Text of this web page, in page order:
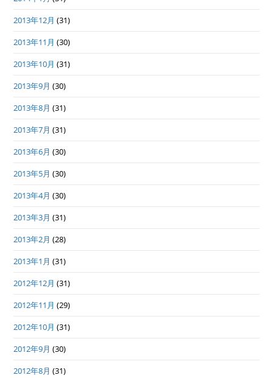
2013年12月 (31)
2013年11月 (30)
2013年10月 (31)
2013年9月 (30)
2013年8月 (31)
2013年7月 (31)
2013年6月 (30)
2013年5月 (30)
2013年4月 (30)
2013年3月 (31)
2013年2月 (28)
2013年1月 (31)
2012年12月 (31)
2012年11月 (29)
2012年10月 (31)
2012年9月 (30)
2012年8月 (31)